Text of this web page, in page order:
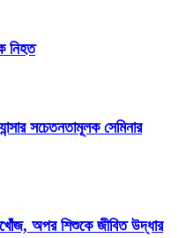
নিহত
সচেতনতামূলক সেমিনার
অপর শিশুকে জীবিত উদ্ধার